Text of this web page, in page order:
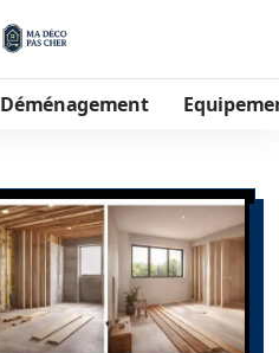
Déménagement